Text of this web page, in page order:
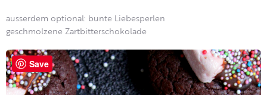
ausserdem optional: bunte Liebesperlen
geschmolzene Zartbitterschokolade
Save